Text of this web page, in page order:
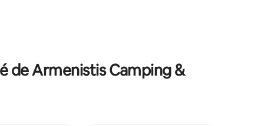
de Armenistis Camping &